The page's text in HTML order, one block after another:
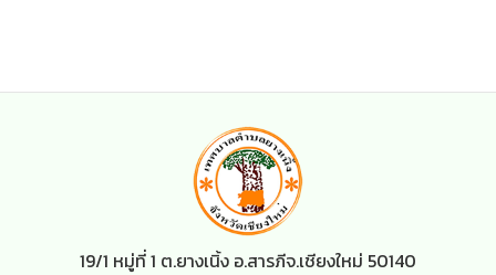
19/1 หมู่ที่ 1 ต.ยางเนิ้ง อ.สารภีจ.เชียงใหม่ 50140